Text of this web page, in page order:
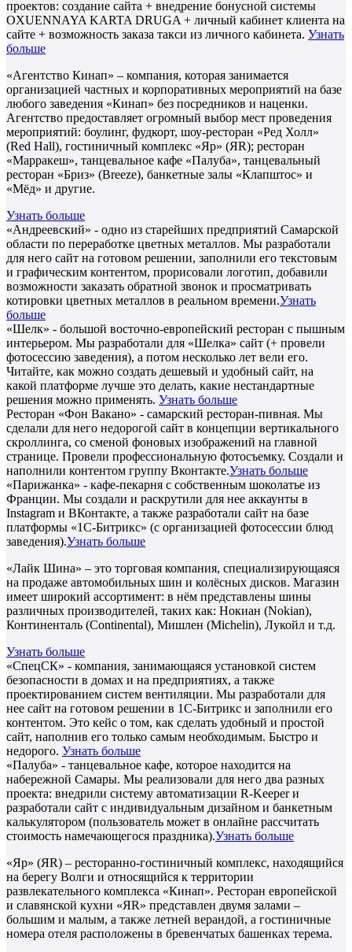
проектов: создание сайта + внедрение бонусной системы
OXUENNAYA KARTA DRUGA + личный кабинет клиента на
сайте + возможность заказа такси из личного кабинета. Узнать
больше
«Агентство Кинап» – компания, которая занимается
организацией частных и корпоративных мероприятий на базе
любого заведения «Кинап» без посредников и наценки.
Агентство предоставляет огромный выбор мест проведения
мероприятий: боулинг, фудкорт, шоу-ресторан «Ред Холл»
(Red Hall), гостиничный комплекс «Яр» (ЯR); ресторан
«Марракеш», танцевальное кафе «Палуба», танцевальный
ресторан «Бриз» (Breeze), банкетные залы «Клапштос» и
«Мёд» и другие.
Узнать больше
«Андреевский» - одно из старейших предприятий Самарской
области по переработке цветных металлов. Мы разработали
для него сайт на готовом решении, заполнили его текстовым
и графическим контентом, прорисовали логотип, добавили
возможности заказать обратной звонок и просматривать
котировки цветных металлов в реальном времени.Узнать
больше
«Шелк» - большой восточно-европейский ресторан с пышным
интерьером. Мы разработали для «Шелка» сайт (+ провели
фотосессию заведения), а потом несколько лет вели его.
Читайте, как можно создать дешевый и удобный сайт, на
какой платформе лучше это делать, какие нестандартные
решения можно применять. Узнать больше
Ресторан «Фон Вакано» - самарский ресторан-пивная. Мы
сделали для него недорогой сайт в концепции вертикального
скроллинга, со сменой фоновых изображений на главной
странице. Провели профессиональную фотосъемку. Создали и
наполнили контентом группу Вконтакте.Узнать больше
«Парижанка» - кафе-пекарня с собственным шоколатье из
Франции. Мы создали и раскрутили для нее аккаунты в
Instagram и ВКонтакте, а также разработали сайт на базе
платформы «1С-Битрикс» (с организацией фотосессии блюд
заведения).Узнать больше
«Лайк Шина» – это торговая компания, специализирующаяся
на продаже автомобильных шин и колёсных дисков. Магазин
имеет широкий ассортимент: в нём представлены шины
различных производителей, таких как: Нокиан (Nokian),
Континенталь (Continental), Мишлен (Michelin), Лукойл и т.д.
Узнать больше
«СпецСК» - компания, занимающаяся установкой систем
безопасности в домах и на предприятиях, а также
проектированием систем вентиляции. Мы разработали для
нее сайт на готовом решении в 1С-Битрикс и заполнили его
контентом. Это кейс о том, как сделать удобный и простой
сайт, наполнив его только самым необходимым. Быстро и
недорого. Узнать больше
«Палуба» - танцевальное кафе, которое находится на
набережной Самары. Мы реализовали для него два разных
проекта: внедрили систему автоматизации R-Keeper и
разработали сайт с индивидуальным дизайном и банкетным
калькулятором (пользователь может в онлайне рассчитать
стоимость намечающегося праздника).Узнать больше
«Яр» (ЯR) – ресторанно-гостиничный комплекс, находящийся
на берегу Волги и относящийся к территории
развлекательного комплекса «Кинап». Ресторан европейской
и славянской кухни «ЯR» представлен двумя залами –
большим и малым, а также летней верандой, а гостиничные
номера отеля расположены в бревенчатых башенках терема.